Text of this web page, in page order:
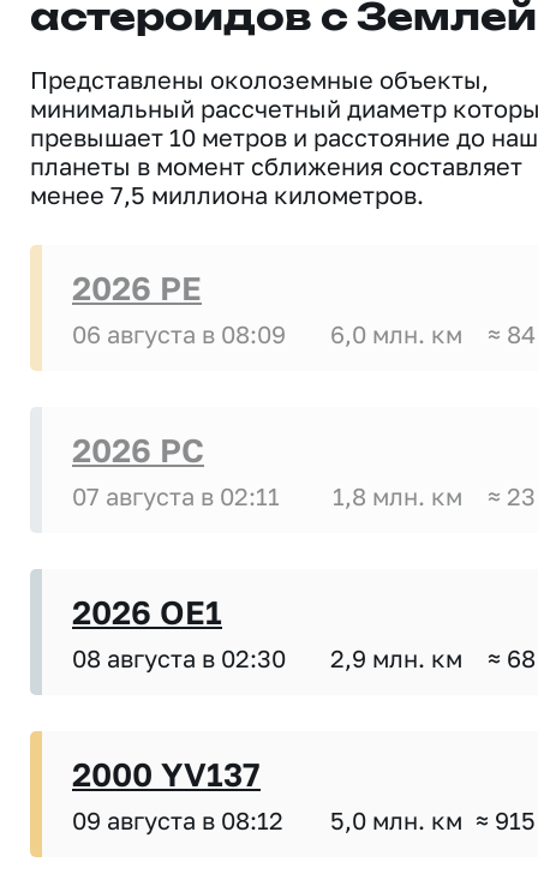
астероидов с Землей
Представлены околоземные объекты,
минимальный рассчетный диаметр
превышает 10 метров и расстояние до
планеты в момент сближения составляет
менее 7,5 миллиона километров.
2026 PE
06 августа в 08:09 6,0 млн. км ≈
2026 PC
07 августа в 02:11 1,8 млн. км ≈
2026 OE1
08 августа в 02:30 2,9 млн. км ≈
2000 YV137
09 августа в 08:12 5,0 млн. км ≈